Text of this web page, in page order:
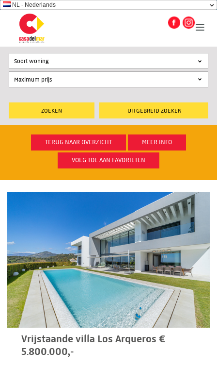
NL - Nederlands
UITGEBREID ZOEKEN
Soort woning
TERUG NAAR OVERZICHT MEER INFO
VOEG TOE AAN FAVORIETEN
Vrijstaande villa Los Arqueros €
5.800.000,-